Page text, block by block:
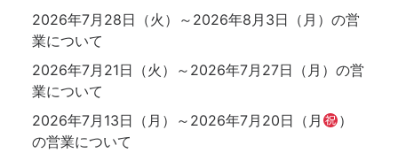
2026年7月28日（火）～2026年8月3日（月）の営
業について
2026年7月21日（火）～2026年7月27日（月）の営
業について
2026年7月13日（月）～2026年7月20日（月
）
の営業について